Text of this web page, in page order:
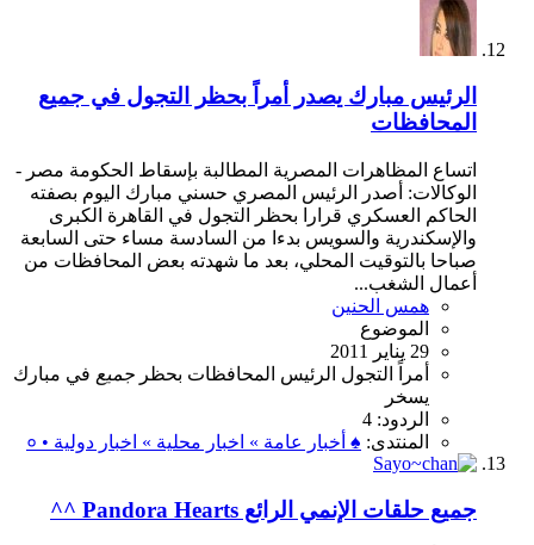
الرئيس مبارك يصدر أمراً بحظر التجول في جميع
المحافظات
اتساع المظاهرات المصرية المطالبة بإسقاط الحكومة مصر -
الوكالات: أصدر الرئيس المصري حسني مبارك اليوم بصفته
الحاكم العسكري قرارا بحظر التجول في القاهرة الكبرى
والإسكندرية والسويس بدءا من السادسة مساء حتى السابعة
صباحا بالتوقيت المحلي، بعد ما شهدته بعض المحافظات من
أعمال الشغب...
همس الحنين
الموضوع
29 يناير 2011
أمراً
التجول الرئيس المحافظات بحظر جميع في مبارك
يسخر
الردود: 4
المنتدى: ♠ أخبار عامة » اخبار محلية » اخبار دولية • ०
جميع حلقات الإنمي الرائع Pandora Hearts ^^